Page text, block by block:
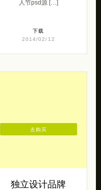
人节psd源 […]
下载
2014/02/12
独立设计品牌
去购买